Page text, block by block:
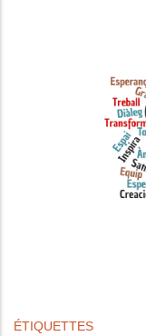
ÉTIQUETTES